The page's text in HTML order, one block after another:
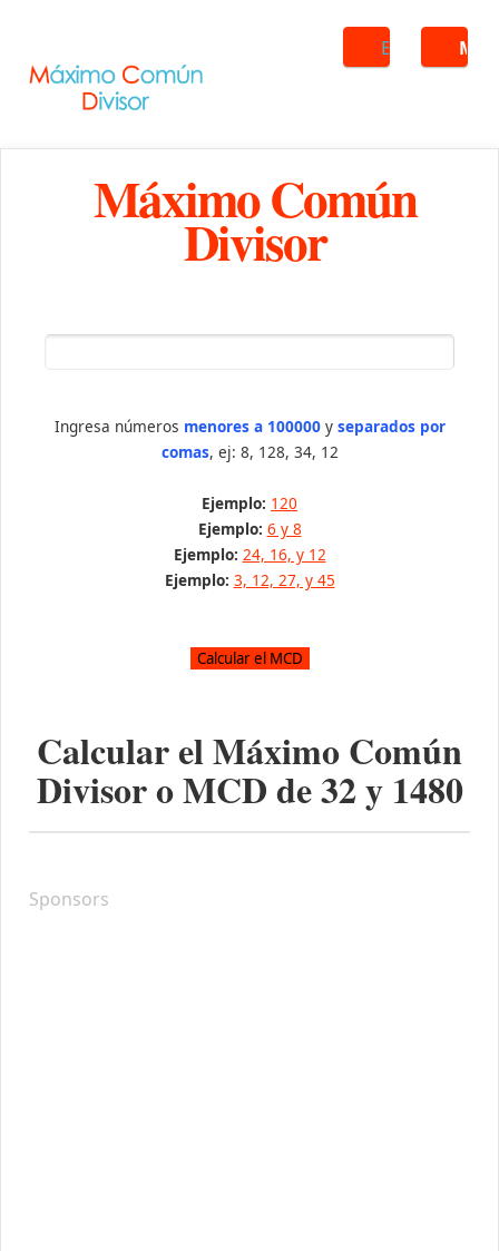
Buscar
Máximo Común
Divisor
Ingresa números menores a 100000y separados por
comas, ej: 8, 128, 34, 12
Ejemplo: 120
Ejemplo: 6 y 8
Ejemplo: 24, 16, y 12
Ejemplo: 3, 12, 27, y 45
Calcular el Máximo Común
Divisor o MCD de32y 1480
Sponsors